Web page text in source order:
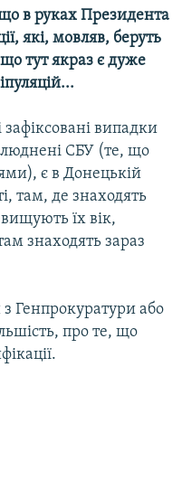
що в руках Президента
які, мовляв, беруть
що тут якраз є дуже
зафіксовані випадки
СБУ (те, що
є в Донецькій
там, де знаходять
їх вік,
знаходять зараз
Генпрокуратури або
про те, що